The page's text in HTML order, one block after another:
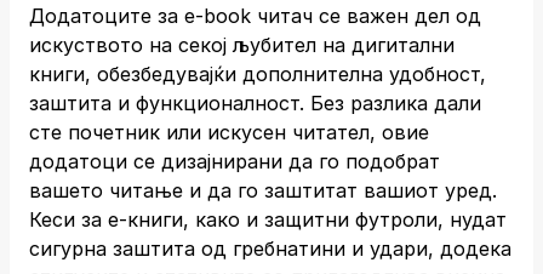
Додатоците за е-book читач се важен дел од
искуството на секој љубител на дигитални
книги, обезбедувајќи дополнителна удобност,
заштита и функционалност. Без разлика дали
сте почетник или искусен читател, овие
додатоци се дизајнирани да го подобрат
вашето читање и да го заштитат вашиот уред.
Кеси за е-книги, како и защитни футроли, нудат
сигурна заштита од гребнатини и удари, додека